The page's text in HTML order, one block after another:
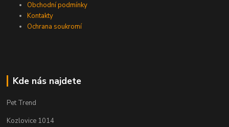
Obchodní podmínky
Kontakty
Ochrana soukromí
Kde nás najdete
Pet Trend
Kozlovice 1014